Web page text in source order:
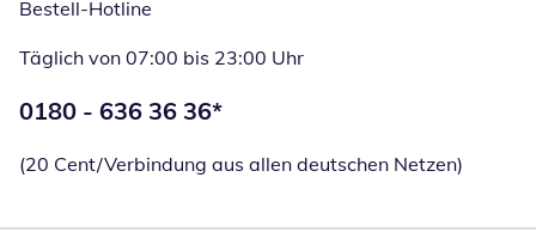
Bestell-Hotline
Täglich von 07:00 bis 23:00 Uhr
Telefonnummer:
0180 - 636 36 36*
(20 Cent/Verbindung aus allen deutschen Netzen)